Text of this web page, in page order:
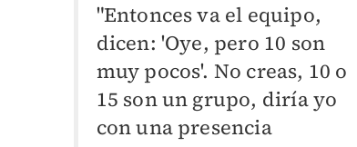
"Entonces va el equipo,
dicen: 'Oye, pero 10 son
muy pocos'. No creas, 10 o
15 son un grupo, diría yo
con una presencia